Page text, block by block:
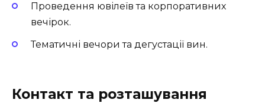
Проведення ювілеїв та корпоративних
вечірок.
Тематичні вечори та дегустації вин.
Контакт та розташування